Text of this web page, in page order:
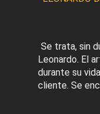
Se trata, sin
Leonardo. El
durante su
cliente. Se